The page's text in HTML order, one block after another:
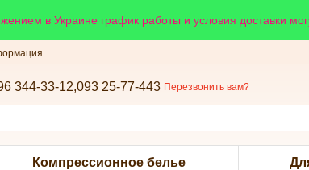
в Украине график работы и условия доставки
344-33-12,093 25-77-443 Перезвонить вам?
Компрессионное белье